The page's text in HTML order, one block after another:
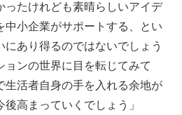
ったけれども素晴らしいアイデ
中小企業がサポートする、とい
にあり得るのではないでしょう
ョンの世界に目を転じてみて
生活者自身の手を入れる余地が
高まっていくでしょう」